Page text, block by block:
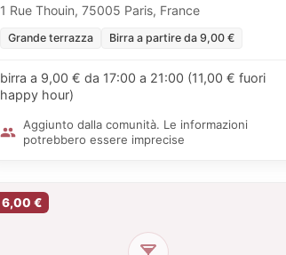
1 Rue Thouin, 75005 Paris, France
Grande terrazza Birra a partire da 9,00 €
birra a 9,00 € da 17:00 a 21:00 (11,00 € fuori
happy hour)
Aggiunto dalla comunità. Le informazioni
potrebbero essere imprecise
6,00 €